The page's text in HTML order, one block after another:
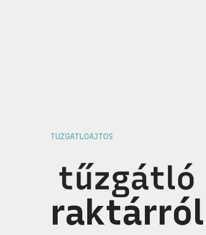
TUZGATLOAJTOS
tűzgátló
raktárról